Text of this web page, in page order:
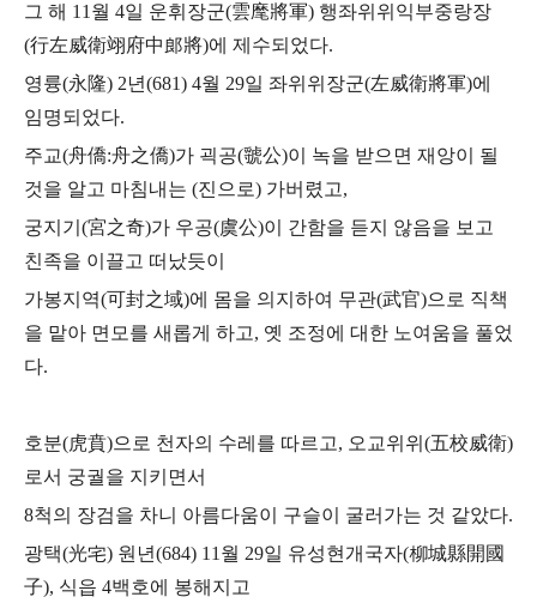
그 해 11월 4일 운휘장군(雲麾將軍) 행좌위위익부중랑장
(行左威衛翊府中郎將)에 제수되었다.
영륭(永隆) 2년(681) 4월 29일 좌위위장군(左威衛將軍)에
임명되었다.
주교(舟僑:舟之僑)가 괵공(虢公)이 녹을 받으면 재앙이 될
것을 알고 마침내는 (진으로) 가버렸고,
궁지기(宮之奇)가 우공(虞公)이 간함을 듣지 않음을 보고
친족을 이끌고 떠났듯이
가봉지역(可封之域)에 몸을 의지하여 무관(武官)으로 직책
을 맡아 면모를 새롭게 하고, 옛 조정에 대한 노여움을 풀었
다.
호분(虎賁)으로 천자의 수레를 따르고, 오교위위(五校威衛)
로서 궁궐을 지키면서
8척의 장검을 차니 아름다움이 구슬이 굴러가는 것 같았다.
광택(光宅) 원년(684) 11월 29일 유성현개국자(柳城縣開國
子), 식읍 4백호에 봉해지고